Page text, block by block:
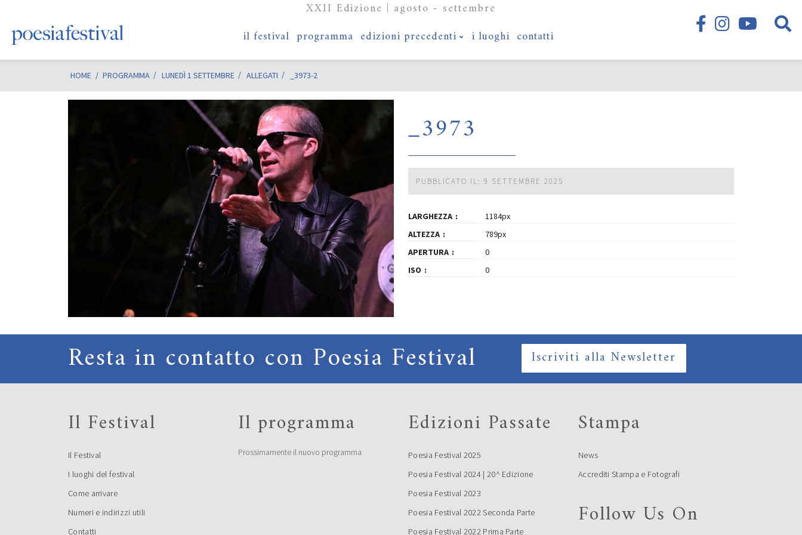
XXII Edizione | agosto - settembre
il festival programma edizioni precedenti i luoghi contatti
HOME / PROGRAMMA LUNEDÌ 1 SETTEMBRE ALLEGATI _3973-2
_3973
PUBBLICATO IL: 9 SETTEMBRE 2025
LARGHEZZA
1184px
ALTEZZA
789px
APERTURA
0
ISO
0
Resta in contatto con Poesia Festival Iscriviti alla Newsletter
Il Festival
Il Festival
I luoghi del festival
Come arrivare
Numeri e indirizzi utili
Contatti
Il programma
Prossimamente il nuovo programma
Edizioni Passate
Poesia Festival 2025
Poesia Festival 2024 | 20^ Edizione
Poesia Festival 2023
Poesia Festival 2022 Seconda Parte
Poesia Festival 2022 Prima Parte
Stampa
News
Accrediti Stampa e Fotografi
Follow Us On